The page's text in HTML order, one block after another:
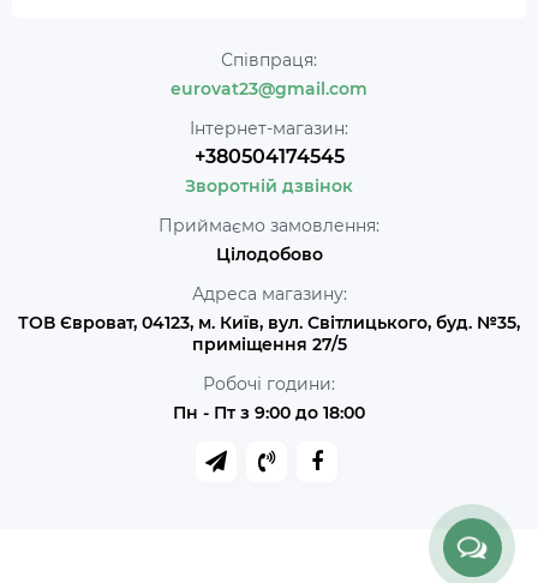
Співпраця:
eurovat23@gmail.com
Інтернет-магазин:
+380504174545
Зворотній дзвінок
Приймаємо замовлення:
Цілодобово
Адреса магазину:
ТОВ Євроват, 04123, м. Київ, вул. Світлицького, буд. №35,
приміщення 27/5
Робочі години:
Пн - Пт з 9:00 до 18:00